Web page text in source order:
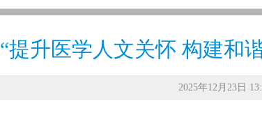
“提升医学人文关怀 构建和
2025年12月23日